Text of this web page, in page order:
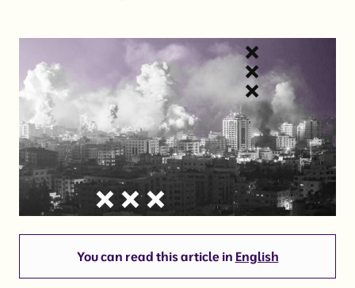
You can read this article in English